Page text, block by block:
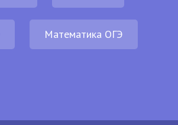
Математика ОГЭ